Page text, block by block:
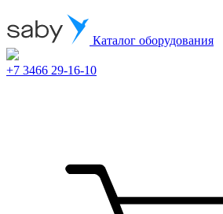
Каталог оборудования
+7 3466 29-16-10